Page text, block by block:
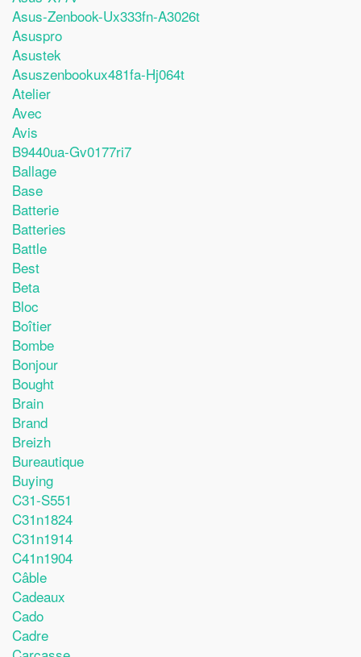
Asus-Zenbook-Ux333fn-A3026t
Asuspro
Asustek
Asuszenbookux481fa-Hj064t
Atelier
Avec
Avis
B9440ua-Gv0177ri7
Ballage
Base
Batterie
Batteries
Battle
Best
Beta
Bloc
Boîtier
Bombe
Bonjour
Bought
Brain
Brand
Breizh
Bureautique
Buying
C31-S551
C31n1824
C31n1914
C41n1904
Câble
Cadeaux
Cado
Cadre